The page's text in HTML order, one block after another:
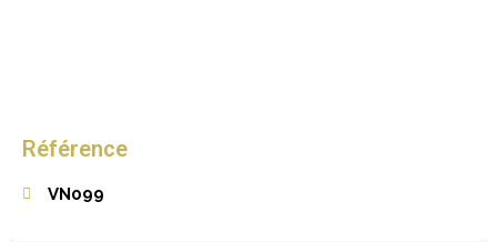
Référence
VN099